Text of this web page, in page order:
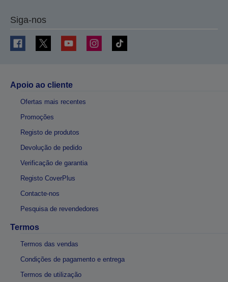
Siga-nos
Apoio ao cliente
Ofertas mais recentes
Promoções
Registo de produtos
Devolução de pedido
Verificação de garantia
Registo CoverPlus
Contacte-nos
Pesquisa de revendedores
Termos
Termos das vendas
Condições de pagamento e entrega
Termos de utilização